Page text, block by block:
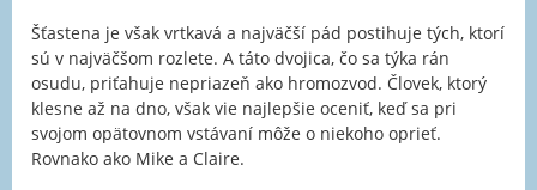
Šťastena je však vrtkavá a najväčší pád postihuje tých, ktorí
sú v najväčšom rozlete. A táto dvojica, čo sa týka rán
osudu, priťahuje nepriazeň ako hromozvod. Človek, ktorý
klesne až na dno, však vie najlepšie oceniť, keď sa pri
svojom opätovnom vstávaní môže o niekoho oprieť.
Rovnako ako Mike a Claire.